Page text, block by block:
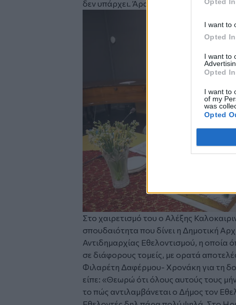
I want to
Opted In
I want to
Opted In
I want to
of my
was
Opted
δεν υπάρχει. Άρα λοιπόν δεν υπάρχει
Στο χαιρετισμό του ο Αλέξης
σπουδαιότητα που δίνει η Δημοτική
Αντιδημαρχίας Εθελοντισμού, η οποία
σε διάφορους τομείς, με ορατά
Φιλαρέτη Δαφέρμου- Χρονάκη για τη
είπε: «Θεωρώ ότι όλους αυτούς τους
το πώς αντιλαμβάνεται ο Δήμος τον